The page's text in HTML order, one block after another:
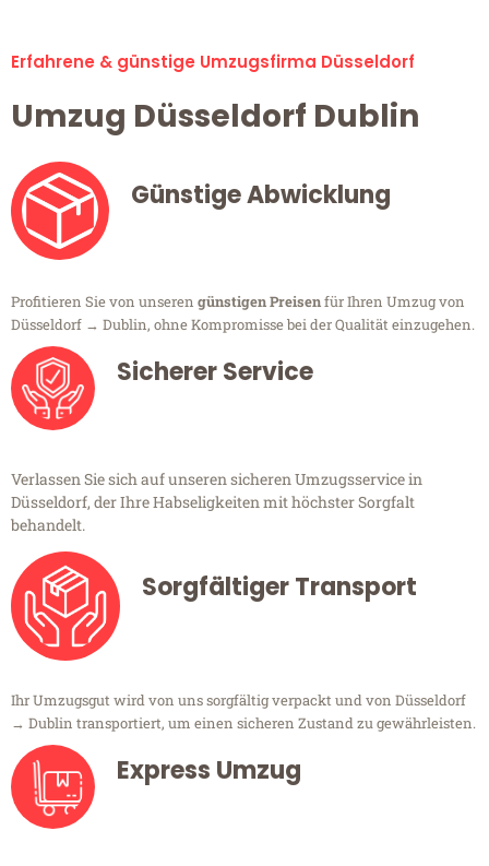
Erfahrene & günstige Umzugsfirma Düsseldorf
Umzug Düsseldorf Dublin
Günstige Abwicklung
Profitieren Sie von unseren günstigen Preisenfür Ihren Umzug von
Düsseldorf → Dublin, ohne Kompromisse bei der Qualität einzugehen.
Sicherer Service
Verlassen Sie sich auf unseren sicheren Umzugsservice in
Düsseldorf, der Ihre Habseligkeiten mit höchster Sorgfalt
behandelt.
Sorgfältiger Transport
Ihr Umzugsgut wird von uns sorgfältig verpackt und von Düsseldorf
→ Dublin transportiert, um einen sicheren Zustand zu gewährleisten.
Express Umzug